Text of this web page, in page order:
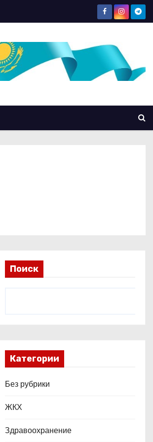
Поиск
Категории
Без рубрики
ЖКХ
Здравоохранение